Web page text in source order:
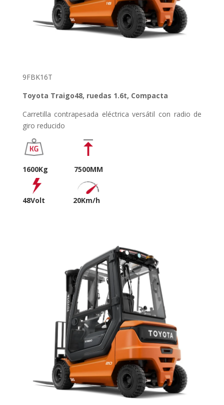
9FBK16T
Toyota Traigo48, ruedas 1.6t, Compacta
Carretilla contrapesada eléctrica versátil con radio de
giro reducido
1600Kg 7500MM
48Volt 20Km/h